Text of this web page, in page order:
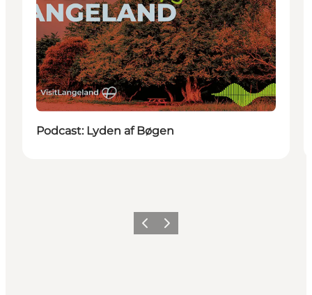
Podcast: Lyden af Bøgen
ForrigeNæste